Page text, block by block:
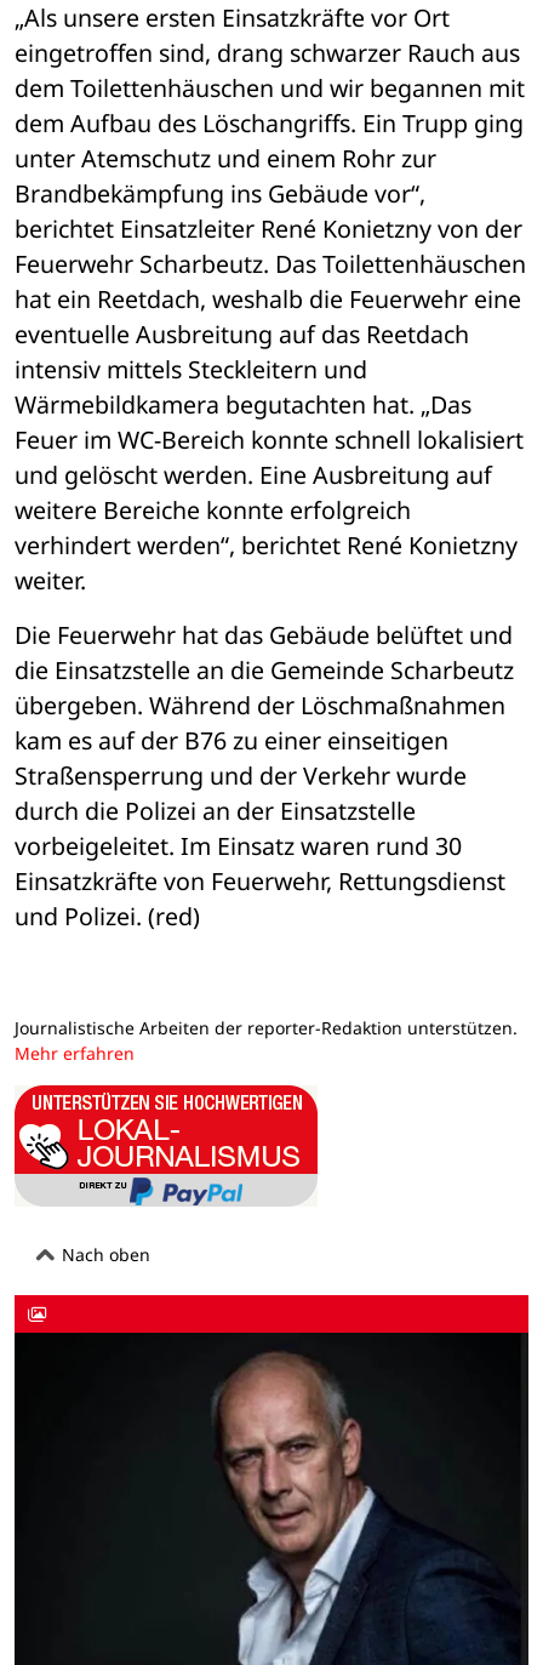
„Als unsere ersten Einsatzkräfte vor Ort
eingetroffen sind, drang schwarzer Rauch aus
dem Toilettenhäuschen und wir begannen mit
dem Aufbau des Löschangriffs. Ein Trupp ging
unter Atemschutz und einem Rohr zur
Brandbekämpfung ins Gebäude vor“,
berichtet Einsatzleiter René Konietzny von der
Feuerwehr Scharbeutz. Das Toilettenhäuschen
hat ein Reetdach, weshalb die Feuerwehr eine
eventuelle Ausbreitung auf das Reetdach
intensiv mittels Steckleitern und
Wärmebildkamera begutachten hat. „Das
Feuer im WC-Bereich konnte schnell lokalisiert
und gelöscht werden. Eine Ausbreitung auf
weitere Bereiche konnte erfolgreich
verhindert werden“, berichtet René Konietzny
weiter.
Die Feuerwehr hat das Gebäude belüftet und
die Einsatzstelle an die Gemeinde Scharbeutz
übergeben. Während der Löschmaßnahmen
kam es auf der B76 zu einer einseitigen
Straßensperrung und der Verkehr wurde
durch die Polizei an der Einsatzstelle
vorbeigeleitet. Im Einsatz waren rund 30
Einsatzkräfte von Feuerwehr, Rettungsdienst
und Polizei. (red)
Journalistische Arbeiten der reporter-Redaktion unterstützen.
Mehr erfahren
Nach oben